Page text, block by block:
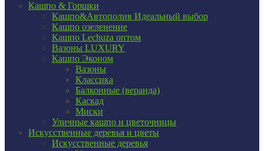
Кашпо & Горшки
Кашпо&Автополив Идеальный выбор
Кашпо озеленение
Кашпо Lechuza оптом
Вазоны LUXURY
Кашпо Эконом
Вазоны
Классика
Балконные (веранда)
Каскад
Миски
Уличные кашпо и цветочницы
Искусственные деревья и цветы
Искусственные деревья